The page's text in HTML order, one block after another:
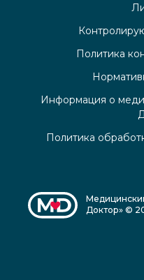
Политика
Информация о
Политика
Доктор» ©